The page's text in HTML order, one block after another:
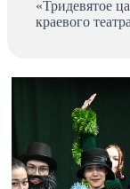
«Тридевятое
краевого